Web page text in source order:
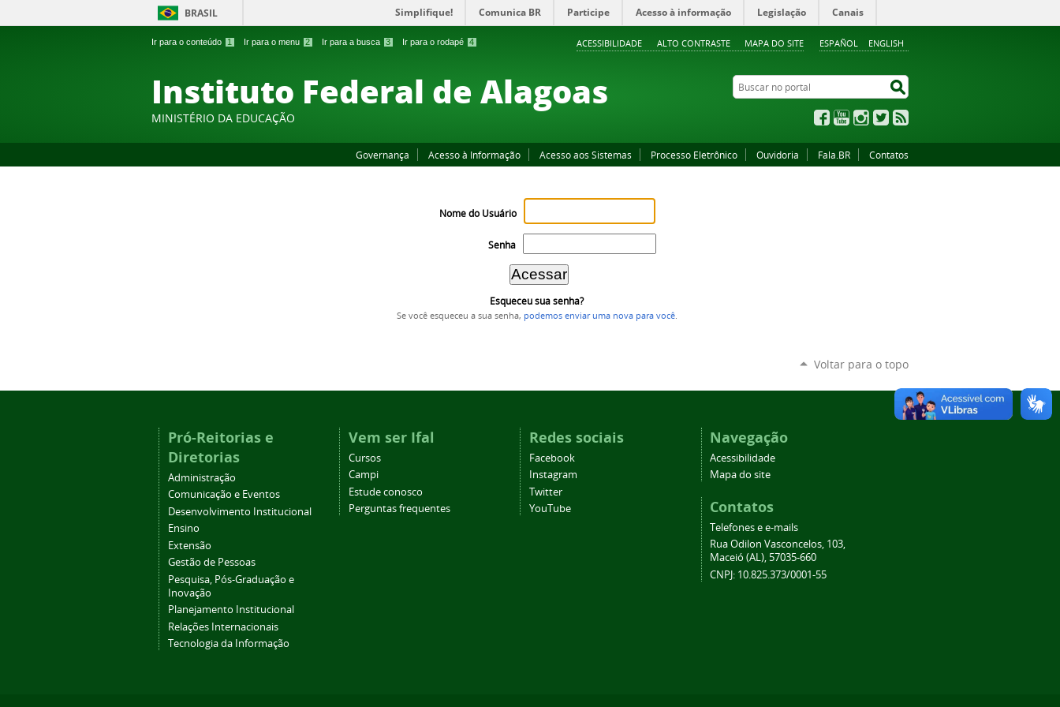
Ir para o conteúdo 1 Ir para o menu 2 Ir para a busca 3 Ir para o rodapé 4 ESPAÑOL ENGLISH
ACESSIBILIDADE ALTO CONTRASTE MAPA DO SITE
BRASIL Simplifique! Comunica BR Participe Acesso à informação Legislação Canais
Instituto Federal de Alagoas
MINISTÉRIO DA EDUCAÇÃO
Buscar no portal
FacebookYouTubeInstagram
Twitter
Governança Acesso à Informação Acesso aos Sistemas Processo Eletrônico Ouvidoria Fala.BR Contatos
Nome do Usuário
Senha
Esqueceu sua senha?
Se você esqueceu a sua senha, podemos enviar uma nova para você.
Voltar para o topo
Pró-Reitorias e
Diretorias
Administração
Comunicação e Eventos
Desenvolvimento Institucional
Ensino
Extensão
Gestão de Pessoas
Pesquisa, Pós-Graduação e
Inovação
Planejamento Institucional
Relações Internacionais
Tecnologia da Informação
Vem ser Ifal
Cursos
Campi
Estude conosco
Perguntas frequentes
Redes sociais
Facebook
Instagram
Twitter
YouTube
Navegação
Acessibilidade
Mapa do site
Contatos
Telefones e e-mails
Rua Odilon Vasconcelos, 103,
Maceió (AL), 57035-660
CNPJ: 10.825.373/0001-55